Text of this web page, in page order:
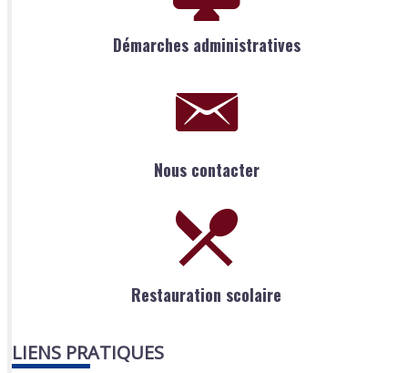
Démarches administratives
Nous contacter
Restauration scolaire
LIENS PRATIQUES